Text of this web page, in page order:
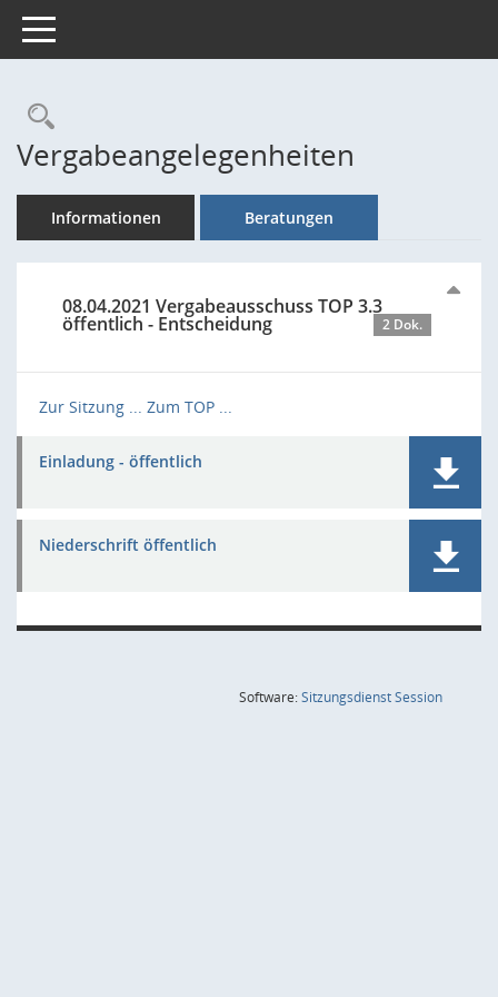
Toggle navigation
Rechercheauswahl
Vergabeangelegenheiten
Informationen Beratungen
08.04.2021 Vergabeausschuss TOP 3.3
öffentlich - Entscheidung 2 Dok.
Zur Sitzung ... Zum TOP ...
Einladung - öffentlich
Niederschrift öffentlich
Software:SitzungsdienstSession(Wird in